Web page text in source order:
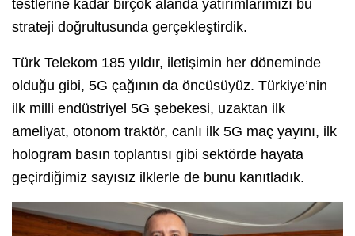
testlerine kadar birçok alanda yatırımlarımızı bu
strateji doğrultusunda gerçekleştirdik.
Türk Telekom 185 yıldır, iletişimin her döneminde
olduğu gibi, 5G çağının da öncüsüyüz. Türkiye’nin
ilk milli endüstriyel 5G şebekesi, uzaktan ilk
ameliyat, otonom traktör, canlı ilk 5G maç yayını, ilk
hologram basın toplantısı gibi sektörde hayata
geçirdiğimiz sayısız ilklerle de bunu kanıtladık.